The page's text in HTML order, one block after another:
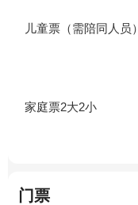
儿童票（需陪同人员）
家庭票2大2小
门票